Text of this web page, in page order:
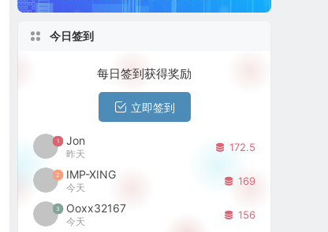
今日签到
每日签到获得奖励
立即签到
1 Jon
昨天
172.5
2 IMP-XING
今天
169
3 Ooxx32167
今天
156